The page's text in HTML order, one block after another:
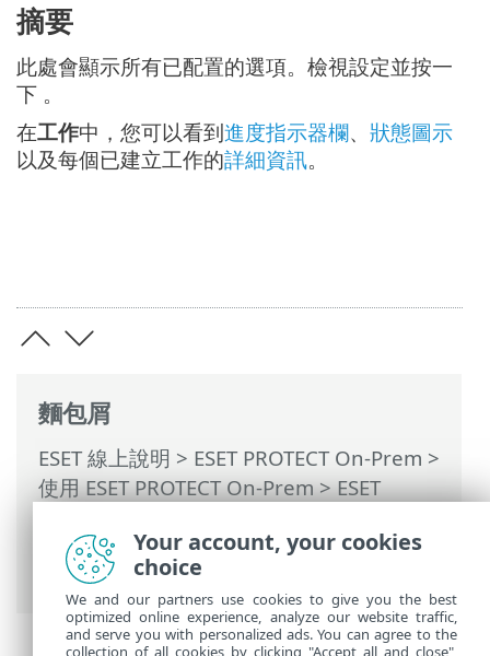
麵包屑
ESET 線上說明 > ESET PROTECT On-Prem >
使用 ESET PROTECT On-Prem>ESET
器工作> 靜態群組同步化> 同步化模式 -
MS Windows 網路
摘要
此處會顯示所有已配置的選項。檢視設定並按一
下 。
在工作中，您可以看到進度指示器欄、 狀態圖示
以及每個已建立工作的詳細資訊。
Your account, your cookies
choice
We and our partners use cookies to give you the best
optimized online experience, analyze our website traffic,
and serve you with personalized ads. You can agree to the
collection of all cookies by clicking "Accept all and close",